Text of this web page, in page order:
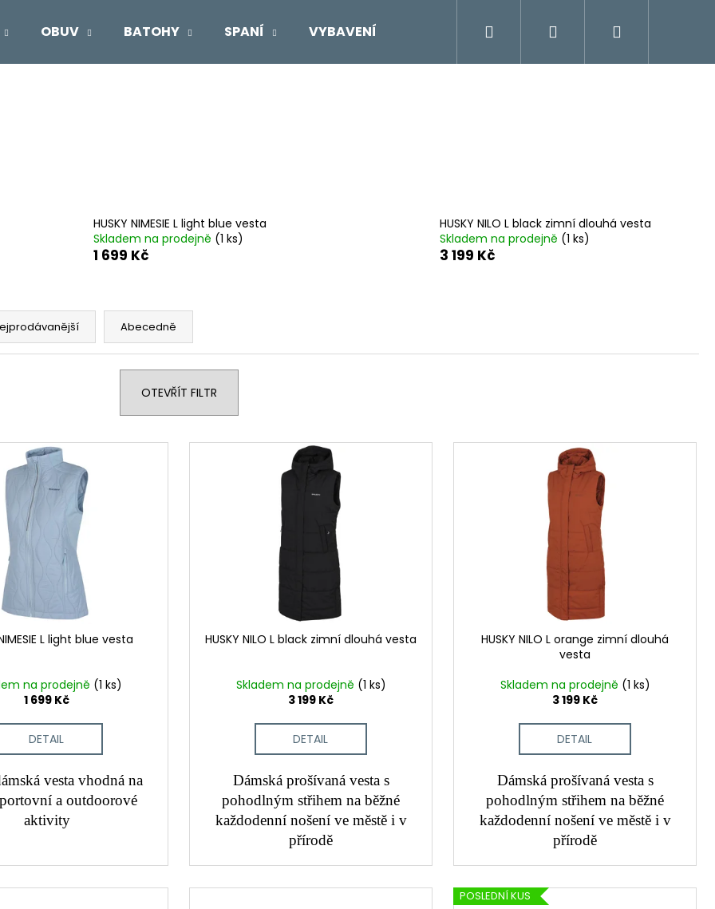
OBUV BATOHY SPANÍ VYBAVENÍ Moje objednávka
Přihlášení
HUSKY NIMESIE L light blue vesta
Skladem na prodejně (1 ks)
1 699 Kč
HUSKY NILO L black zimní dlouhá vesta
Skladem na prodejně (1 ks)
3 199 Kč
Abecedně
OTEVŘÍT FILTR
L light blue vesta
na prodejně (1 ks)
1 699 Kč
DETAIL
vesta vhodná na
a outdoorové
aktivity
HUSKY NILO L black zimní dlouhá vesta
Skladem na prodejně (1 ks)
3 199 Kč
DETAIL
Dámská prošívaná vesta s
pohodlným střihem na běžné
každodenní nošení ve městě i v
přírodě
HUSKY NILO L orange zimní dlouhá
vesta
Skladem na prodejně (1 ks)
3 199 Kč
DETAIL
Dámská prošívaná vesta s
pohodlným střihem na běžné
každodenní nošení ve městě i v
přírodě
POSLEDNÍ KUS
Doporučujeme